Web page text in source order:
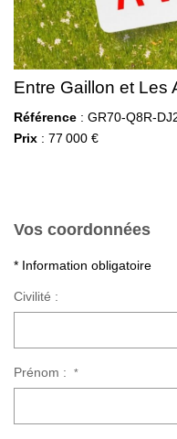
Entre Gaillon et Les
Référence : GR70-Q8R-
Prix : 77 000 €
Vos coordonnées
* Information obligatoire
Civilité :
Prénom : *